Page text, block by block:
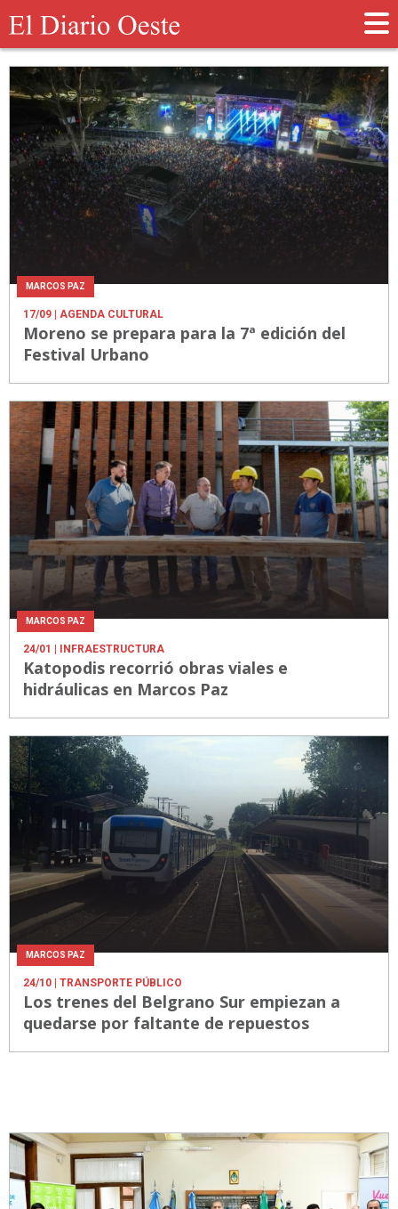
MARCOS PAZ
17/09 | AGENDA CULTURAL
Moreno se prepara para la 7ª edición del
Festival Urbano
MARCOS PAZ
24/01 | INFRAESTRUCTURA
Katopodis recorrió obras viales e
hidráulicas en Marcos Paz
MARCOS PAZ
24/10 | TRANSPORTE PÚBLICO
Los trenes del Belgrano Sur empiezan a
quedarse por faltante de repuestos